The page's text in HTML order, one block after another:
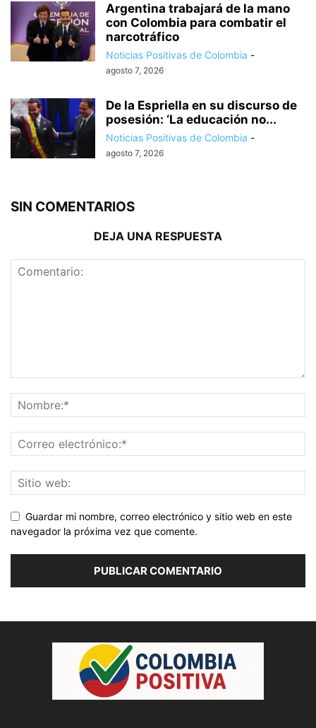
Argentina trabajará de la mano
con Colombia para combatir el
narcotráfico
Noticias Positivas de Colombia -
agosto 7, 2026
De la Espriella en su discurso de
posesión: ‘La educación no...
Noticias Positivas de Colombia -
agosto 7, 2026
SIN COMENTARIOS
DEJA UNA RESPUESTA
Guardar mi nombre, correo electrónico y sitio web en este
navegador la próxima vez que comente.